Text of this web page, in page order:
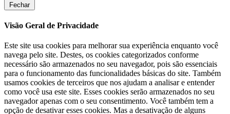
Fechar
Visão Geral de Privacidade
Este site usa cookies para melhorar sua experiência enquanto você
navega pelo site. Destes, os cookies categorizados conforme
necessário são armazenados no seu navegador, pois são essenciais
para o funcionamento das funcionalidades básicas do site. Também
usamos cookies de terceiros que nos ajudam a analisar e entender
como você usa este site. Esses cookies serão armazenados no seu
navegador apenas com o seu consentimento. Você também tem a
opção de desativar esses cookies. Mas a desativação de alguns